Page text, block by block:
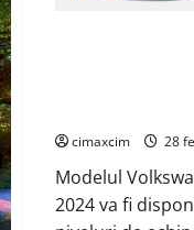
cimaxcim 28
Modelul
2024 va fi